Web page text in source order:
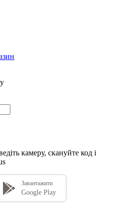
камеру, скануйте код і
Завантажити
Google Play